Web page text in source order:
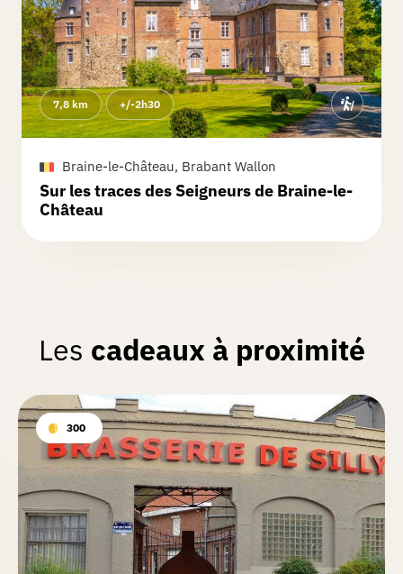
7,8 km +/-2h30
Braine-le-Château, Brabant Wallon
Sur les traces des Seigneurs de Braine-le-
Château
Les cadeaux à proximité
300